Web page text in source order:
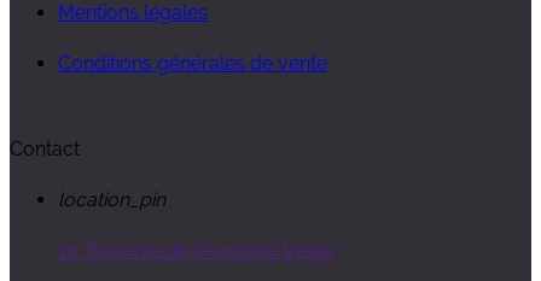
Mentions légales
Conditions générales de vente
Contact
location_pin
10 Traverse de l'Aumône Vieille